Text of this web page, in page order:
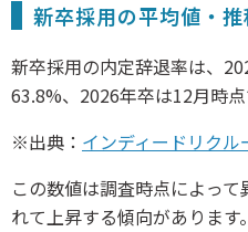
新卒採用の平均値・
新卒採用の内定辞退率は、
63.8%、2026年卒は12月時
※出典： インディードリクル
この数値は調査時点によっ
れて上昇する傾向があります。